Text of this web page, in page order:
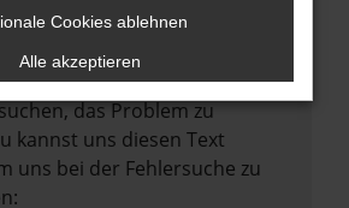
an den Webseitenbetreiber.
oben genannten Schritte
kontaktiere uns bitte. Wir
das Problem zu
kannst uns diesen Text
uns bei der Fehlersuche zu
Cookies ablehnen
Alle akzeptieren